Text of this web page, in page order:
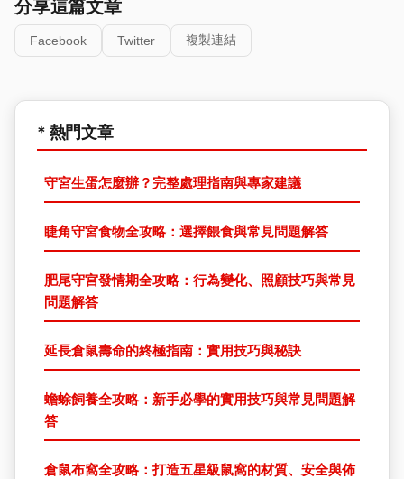
分享這篇文章
Facebook Twitter 複製連結
* 熱門文章
守宮生蛋怎麼辦？完整處理指南與專家建議
睫角守宮食物全攻略：選擇餵食與常見問題解答
肥尾守宮發情期全攻略：行為變化、照顧技巧與常見
問題解答
延長倉鼠壽命的終極指南：實用技巧與秘訣
蟾蜍飼養全攻略：新手必學的實用技巧與常見問題解
答
倉鼠布窩全攻略：打造五星級鼠窩的材質、安全與佈